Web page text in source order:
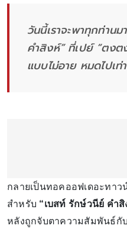
วันนี้เราจะพาทุกท่าน
คำสิงห์” ที่เปย์ “ตง
แบบไม่อาย หมดไปเท่
กลายเป็นทอคออฟเดอะทา
สำหรับ “เบสท์ รักษ์วนีย์ คำสิ
หลังถูกจับตาความสัมพันธ์กั